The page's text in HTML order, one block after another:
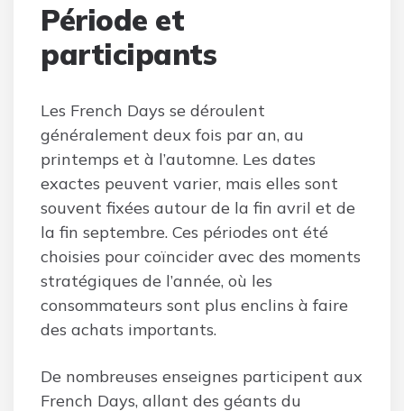
Période et
participants
Les French Days se déroulent
généralement deux fois par an, au
printemps et à l’automne. Les dates
exactes peuvent varier, mais elles sont
souvent fixées autour de la fin avril et de
la fin septembre. Ces périodes ont été
choisies pour coïncider avec des moments
stratégiques de l’année, où les
consommateurs sont plus enclins à faire
des achats importants.
De nombreuses enseignes participent aux
French Days, allant des géants du